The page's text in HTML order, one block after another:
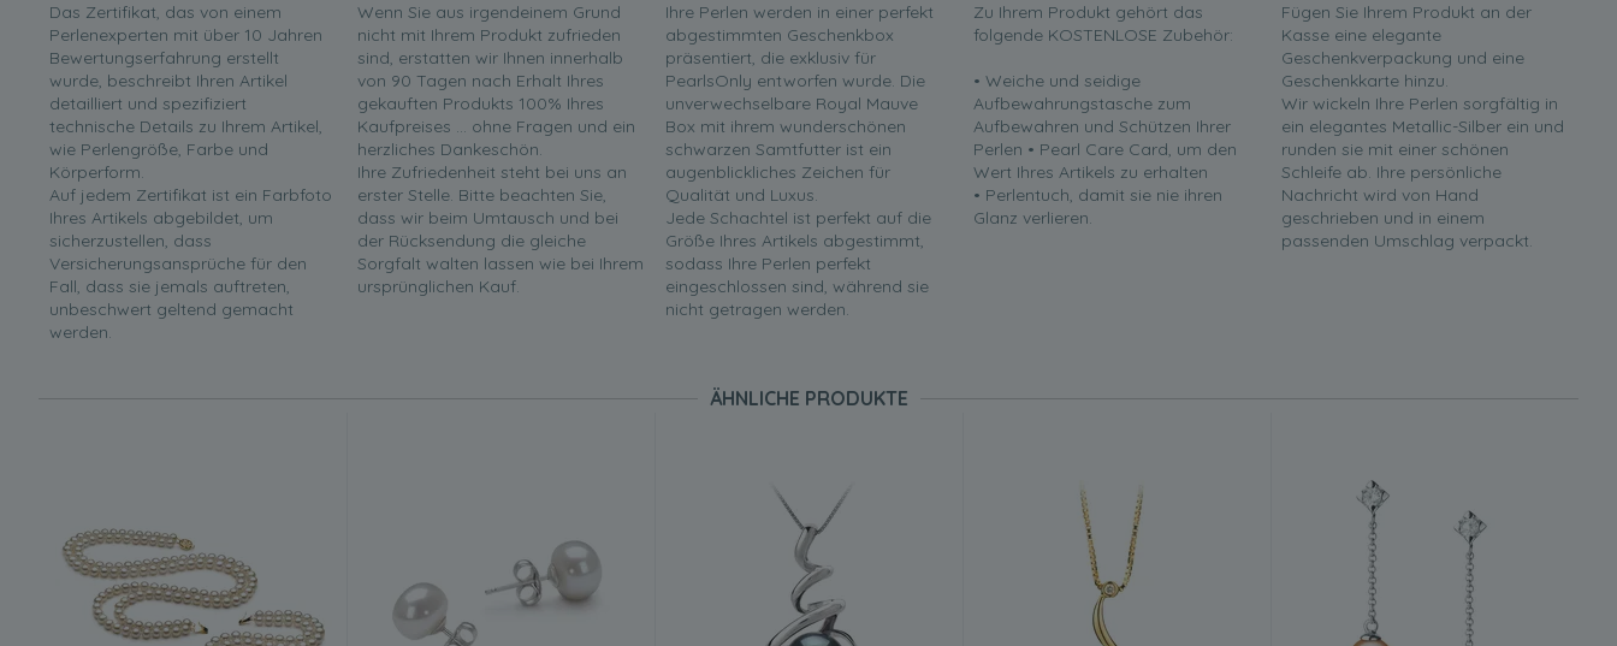
Das Zertifikat, das von einem
Perlenexperten mit über 10 Jahren
Bewertungserfahrung erstellt
wurde, beschreibt Ihren Artikel
detailliert und spezifiziert
technische Details zu Ihrem Artikel,
wie Perlengröße, Farbe und
Körperform.
Auf jedem Zertifikat ist ein Farbfoto
Ihres Artikels abgebildet, um
sicherzustellen, dass
Versicherungsansprüche für den
Fall, dass sie jemals auftreten,
unbeschwert geltend gemacht
werden.
Wenn Sie aus irgendeinem Grund
nicht mit Ihrem Produkt zufrieden
sind, erstatten wir Ihnen innerhalb
von 90 Tagen nach Erhalt Ihres
gekauften Produkts 100% Ihres
Kaufpreises ... ohne Fragen und ein
herzliches Dankeschön.
Ihre Zufriedenheit steht bei uns an
erster Stelle. Bitte beachten Sie,
dass wir beim Umtausch und bei
der Rücksendung die gleiche
Sorgfalt walten lassen wie bei Ihrem
ursprünglichen Kauf.
Ihre Perlen werden in einer perfekt
abgestimmten Geschenkbox
präsentiert, die exklusiv für
PearlsOnly entworfen wurde. Die
unverwechselbare Royal Mauve
Box mit ihrem wunderschönen
schwarzen Samtfutter ist ein
augenblickliches Zeichen für
Qualität und Luxus.
Jede Schachtel ist perfekt auf die
Größe Ihres Artikels abgestimmt,
sodass Ihre Perlen perfekt
eingeschlossen sind, während sie
nicht getragen werden.
Zu Ihrem Produkt gehört das
folgende KOSTENLOSE Zubehör:
• Weiche und seidige
Aufbewahrungstasche zum
Aufbewahren und Schützen Ihrer
Perlen • Pearl Care Card, um den
Wert Ihres Artikels zu erhalten
• Perlentuch, damit sie nie ihren
Glanz verlieren.
Fügen Sie Ihrem Produkt an der
Kasse eine elegante
Geschenkverpackung und eine
Geschenkkarte hinzu.
Wir wickeln Ihre Perlen sorgfältig in
ein elegantes Metallic-Silber ein und
runden sie mit einer schönen
Schleife ab. Ihre persönliche
Nachricht wird von Hand
geschrieben und in einem
passenden Umschlag verpackt.
ÄHNLICHE PRODUKTE